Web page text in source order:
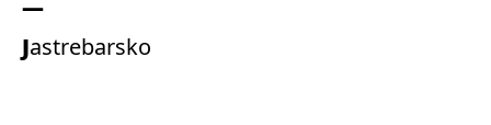
Jastrebarsko